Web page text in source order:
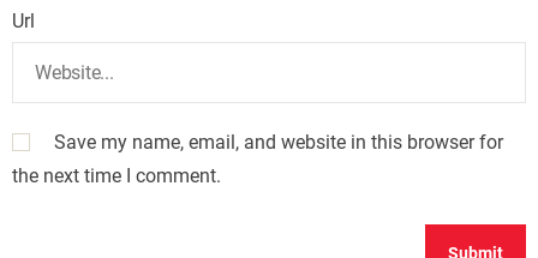
Url
Save my name, email, and website in this browser for
the next time I comment.